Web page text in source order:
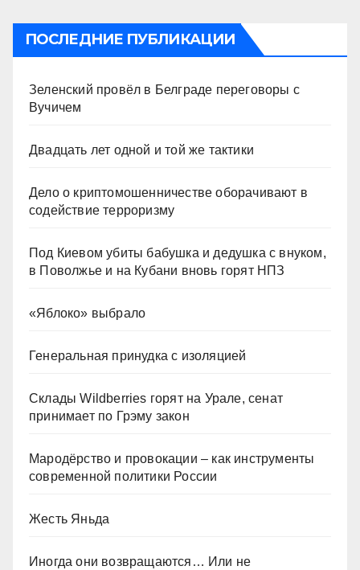
ПОСЛЕДНИЕ ПУБЛИКАЦИИ
Зеленский провёл в Белграде переговоры с
Вучичем
Двадцать лет одной и той же тактики
Дело о криптомошенничестве оборачивают в
содействие терроризму
Под Киевом убиты бабушка и дедушка с внуком,
в Поволжье и на Кубани вновь горят НПЗ
«Яблоко» выбрало
Генеральная принудка с изоляцией
Склады Wildberries горят на Урале, сенат
принимает по Грэму закон
Мародёрство и провокации – как инструменты
современной политики России
Жесть Яньда
Иногда они возвращаются… Или не